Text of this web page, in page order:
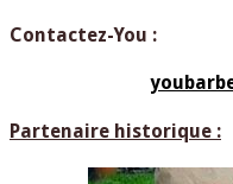
Contactez-You :
Partenaire historique :